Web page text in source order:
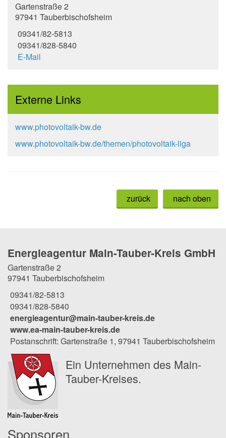
Gartenstraße 2
97941 Tauberbischofsheim
09341/82-5813
09341/828-5840
E-Mail
Externe Links
www.photovoltaik-bw.de
www.photovoltaik-bw.de/themen/photovoltaik-liga
nach oben
zurück
Energieagentur Main-Tauber-Kreis GmbH
Gartenstraße 2
97941 Tauberbischofsheim
09341/82-5813
09341/828-5840
energieagentur@main-tauber-kreis.de
www.ea-main-tauber-kreis.de
Postanschrift: Gartenstraße 1, 97941 Tauberbischofsheim
Ein Unternehmen des Main-
Tauber-Kreises.
Sponsoren